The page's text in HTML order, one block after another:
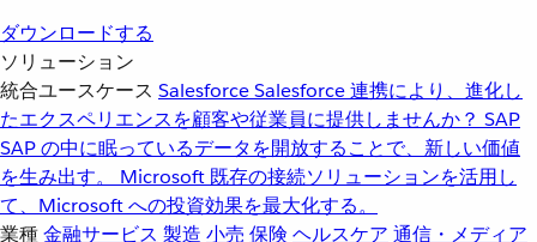
ダウンロードする
ソリューション
統合ユースケース SalesforceSalesforce 連携により、進化し
たエクスペリエンスを顧客や従業員に提供しませんか？ SAP
SAP の中に眠っているデータを開放することで、新しい価値
を生み出す。
Microsoft 既存の接続ソリューションを活用し
て、Microsoft への投資効果を最大化する。
業種金融サービス 製造 小売 保険 ヘルスケア 通信・メディア